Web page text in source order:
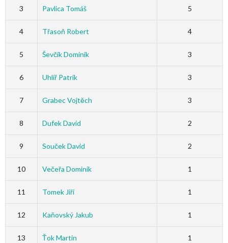
3 Pavlica Tomáš 5
4 Třasoň Robert 4
5 Ševčík Dominik 3
6 Uhlíř Patrik 3
7 Grabec Vojtěch 3
8 Dufek David 2
9 Souček David 2
10 Večeřa Dominik 1
11 Tomek Jiří 1
12 Kaňovský Jakub 1
13 Ťok Martin 1